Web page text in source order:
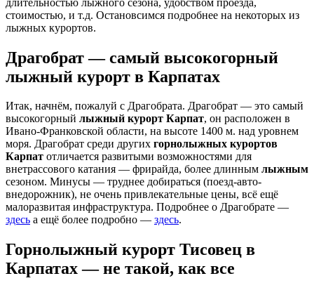
стоимостью, и т.д. Остановсимся подробнее на некоторых из
лыжных курортов.
Драгобрат — самый высокогорный
лыжный курорт в Карпатах
Итак, начнём, пожалуй с Драгобрата. Драгобрат — это самый
высокогорный лыжный курорт Карпат, он расположен в
Ивано-Франковской области, на высоте 1400 м. над уровнем
моря. Драгобрат среди других горнолыжных курортов
Карпат отличается развитыми возможностями для
внетрассового катания — фрирайда, более длинным лыжным
сезоном. Минусы — труднее добираться (поезд-авто-
внедорожник), не очень привлекательные цены, всё ещё
малоразвитая инфраструктура. Подробнее о Драгобрате —
здесь а ещё более подробно — здесь.
Горнолыжный курорт Тисовец в
Карпатах — не такой, как все